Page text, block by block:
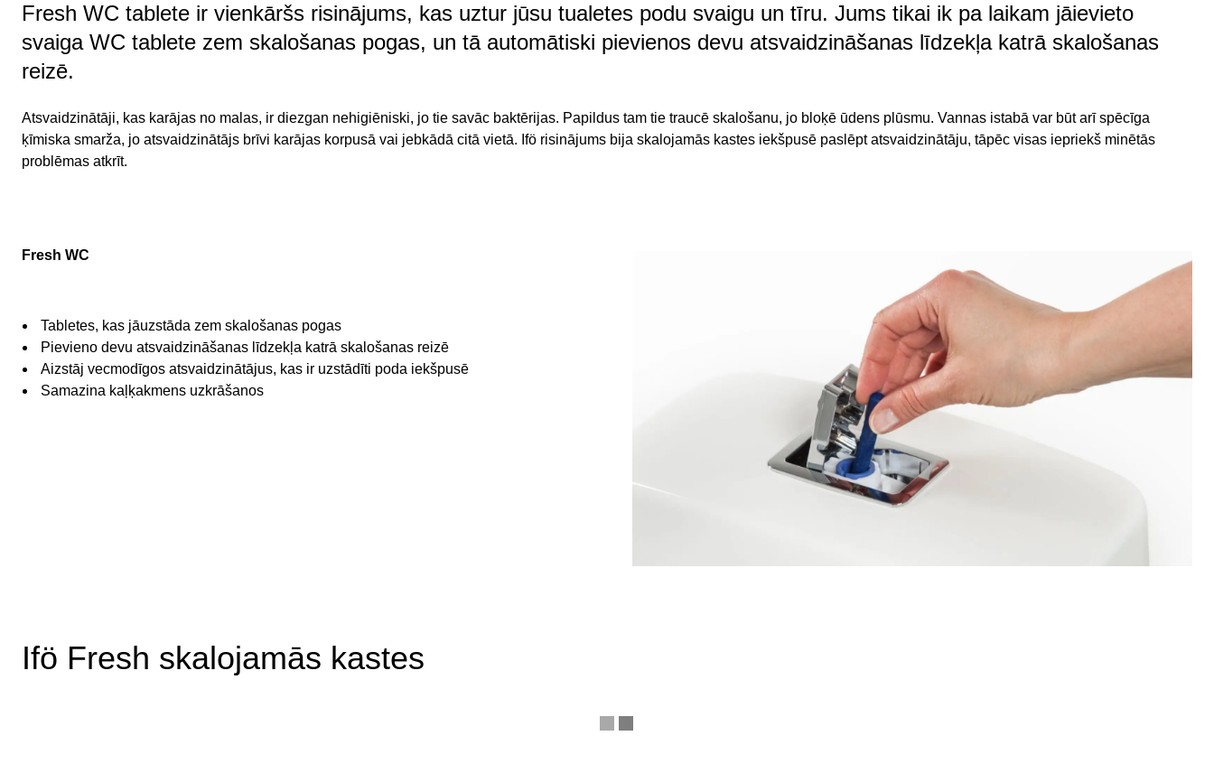
Fresh WC tablete ir vienkāršs risinājums, kas uztur jūsu tualetes podu svaigu un tīru. Jums tikai ik pa laikam jāievieto
svaiga WC tablete zem skalošanas pogas, un tā automātiski pievienos devu atsvaidzināšanas līdzekļa katrā skalošanas
reizē.
Atsvaidzinātāji, kas karājas no malas, ir diezgan nehigiēniski, jo tie savāc baktērijas. Papildus tam tie traucē skalošanu, jo bloķē ūdens plūsmu. Vannas istabā var būt arī spēcīga
ķīmiska smarža, jo atsvaidzinātājs brīvi karājas korpusā vai jebkādā citā vietā. Ifö risinājums bija skalojamās kastes iekšpusē paslēpt atsvaidzinātāju, tāpēc visas iepriekš minētās
problēmas atkrīt.
Fresh WC
Tabletes, kas jāuzstāda zem skalošanas pogas
Pievieno devu atsvaidzināšanas līdzekļa katrā skalošanas reizē
Aizstāj vecmodīgos atsvaidzinātājus, kas ir uzstādīti poda iekšpusē
Samazina kaļķakmens uzkrāšanos
Ifö Fresh skalojamās kastes